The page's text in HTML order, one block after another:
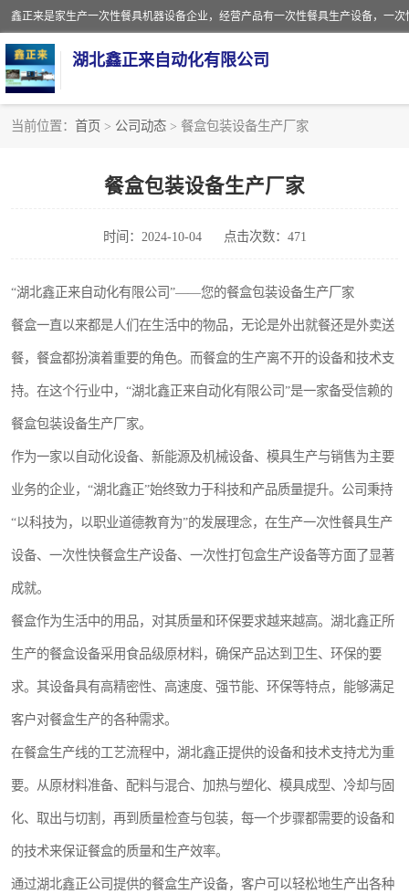
湖北鑫正来自动化有限公司
当前位置： 首页 > 公司动态 > 餐盒包装设备生产厂家
餐盒包装设备生产厂家
时间：2024-10-04 点击次数：471
“湖北鑫正来自动化有限公司”——您的餐盒包装设备生产厂家
餐盒一直以来都是人们在生活中的物品，无论是外出就餐还是外卖送
餐，餐盒都扮演着重要的角色。而餐盒的生产离不开的设备和技术支
持。在这个行业中，“湖北鑫正来自动化有限公司”是一家备受信赖的
餐盒包装设备生产厂家。
作为一家以自动化设备、新能源及机械设备、模具生产与销售为主要
业务的企业，“湖北鑫正”始终致力于科技和产品质量提升。公司秉持
“以科技为，以职业道德教育为”的发展理念，在生产一次性餐具生产
设备、一次性快餐盒生产设备、一次性打包盒生产设备等方面了显著
成就。
餐盒作为生活中的用品，对其质量和环保要求越来越高。湖北鑫正所
生产的餐盒设备采用食品级原材料，确保产品达到卫生、环保的要
求。其设备具有高精密性、高速度、强节能、环保等特点，能够满足
客户对餐盒生产的各种需求。
在餐盒生产线的工艺流程中，湖北鑫正提供的设备和技术支持尤为重
要。从原材料准备、配料与混合、加热与塑化、模具成型、冷却与固
化、取出与切割，再到质量检查与包装，每一个步骤都需要的设备和
的技术来保证餐盒的质量和生产效率。
通过湖北鑫正公司提供的餐盒生产设备，客户可以轻松地生产出各种
塑料杯
塑料打包盒
航空餐具
稻壳餐具
降解奶茶杯